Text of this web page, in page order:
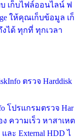
เก็บไฟล์ออนไลน์ ฟ
ให้คุณเก็บข้อมูล เก็
ได้ ทุกที่ ทุกเวลา
ตรวจ Harddisk
โปรแกรมตรวจ Har
ความเร็ว หาสาเหต
ละ External HDD ไ